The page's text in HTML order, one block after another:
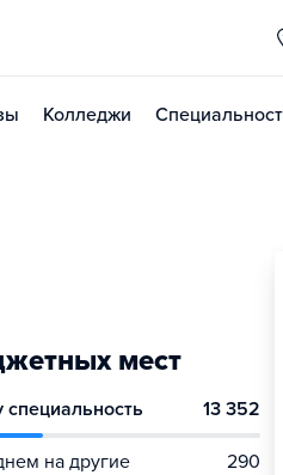
Колледжи
мест
специальность 13 352
на другие 290